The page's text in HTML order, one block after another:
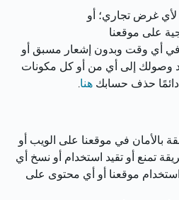
في أي وقت وبدون إشعار مسبق أو
وصولك إلى أي من أو كل مكونات
حذف حسابك هنا.
بالأمان في موقعنا على الويب أو
تمنع أو تقيد استخدام أو نسخ أي
موقعنا أو أي محتوى على